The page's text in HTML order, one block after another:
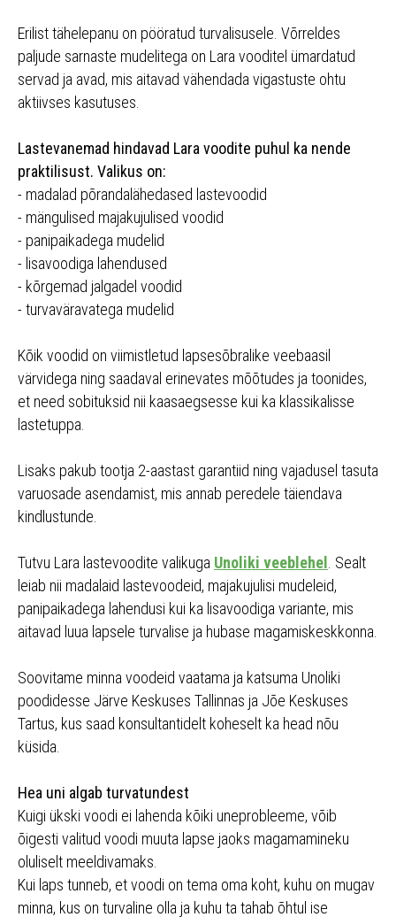
Erilist tähelepanu on pööratud turvalisusele. Võrreldes
paljude sarnaste mudelitega on Lara vooditel ümardatud
servad ja avad, mis aitavad vähendada vigastuste ohtu
aktiivses kasutuses.
Lastevanemad hindavad Lara voodite puhul ka nende
praktilisust. Valikus on:
- madalad põrandalähedased lastevoodid
- mängulised majakujulised voodid
- panipaikadega mudelid
- lisavoodiga lahendused
- kõrgemad jalgadel voodid
- turvaväravatega mudelid
Kõik voodid on viimistletud lapsesõbralike veebaasil
värvidega ning saadaval erinevates mõõtudes ja toonides,
et need sobituksid nii kaasaegsesse kui ka klassikalisse
lastetuppa.
Lisaks pakub tootja 2-aastast garantiid ning vajadusel tasuta
varuosade asendamist, mis annab peredele täiendava
kindlustunde.
Tutvu Lara lastevoodite valikuga Unoliki veeblehel . Sealt
leiab nii madalaid lastevoodeid, majakujulisi mudeleid,
panipaikadega lahendusi kui ka lisavoodiga variante, mis
aitavad luua lapsele turvalise ja hubase magamiskeskkonna.
Soovitame minna voodeid vaatama ja katsuma Unoliki
poodidesse Järve Keskuses Tallinnas ja Jõe Keskuses
Tartus, kus saad konsultantidelt koheselt ka head nõu
küsida.
Hea uni algab turvatundest
Kuigi ükski voodi ei lahenda kõiki uneprobleeme, võib
õigesti valitud voodi muuta lapse jaoks magamamineku
oluliselt meeldivamaks.
Kui laps tunneb, et voodi on tema oma koht, kuhu on mugav
minna, kus on turvaline olla ja kuhu ta tahab õhtul ise